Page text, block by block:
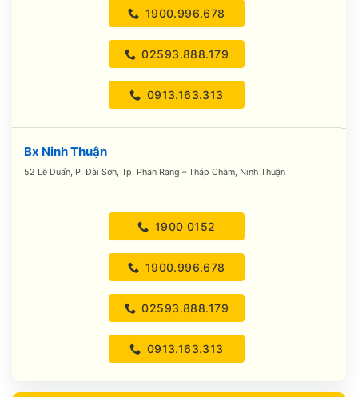
1900.996.678
02593.888.179
0913.163.313
Bx Ninh Thuận
52 Lê Duẩn, P. Đài Sơn, Tp. Phan Rang – Tháp Chàm, Ninh Thuận
1900 0152
1900.996.678
02593.888.179
0913.163.313